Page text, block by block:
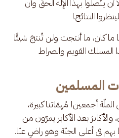
النتائج!
ما كان، ما أنتجت ولن تُنتجَ شيئًا
المسلك القويم والصراط
المسلمين
أجمعين! مُهمّاتنا كبيرة،
بعد الأكابر يمرّون من
بهم في أعلى الجنّة وهو راضٍ عنّا.